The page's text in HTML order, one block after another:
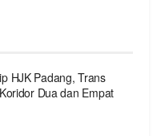
HJK Padang, Trans
Dua dan Empat